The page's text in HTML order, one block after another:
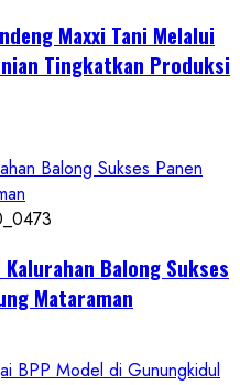
Maxxi Tani Melalui
Tingkatkan Produksi
Balong Sukses Panen
Balong Sukses
Mataraman
BPP Model di Gunungkidul